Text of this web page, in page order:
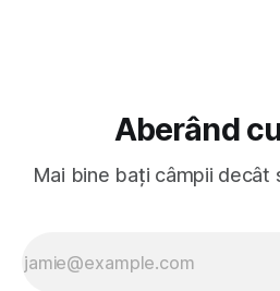
Aberând
Mai bine bați câmpii decât